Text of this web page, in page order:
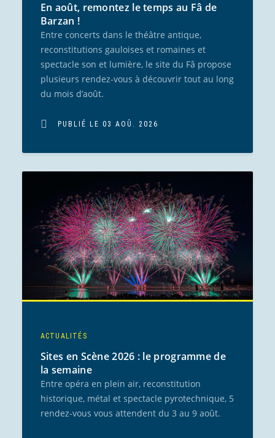
En août, remontez le temps au Fâ de
Barzan !
Entre concerts dans le théâtre antique,
reconstitutions gauloises et romaines et
spectacle son et lumière, le site du Fâ propose
plusieurs rendez-vous à découvrir tout au long
du mois d’août.
PUBLIÉ LE 03 AOÛ. 2026
ACTUALITÉS
Sites en Scène 2026 : le programme de
la semaine
Entre opéra en plein air, reconstitution
historique, métal et spectacle pyrotechnique, 5
rendez-vous vous attendent du 3 au 9 août.